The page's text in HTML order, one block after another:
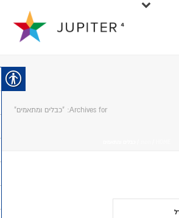
Archives for: "כבלים ומתאמים"